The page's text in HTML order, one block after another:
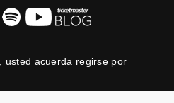
usted acuerda regirse por